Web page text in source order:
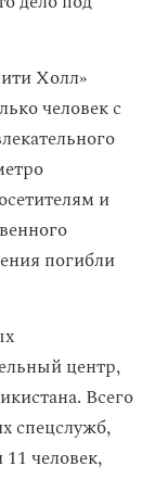
Холл»
человек с
и
погибли
центр,
Всего
спецслужб,
человек,